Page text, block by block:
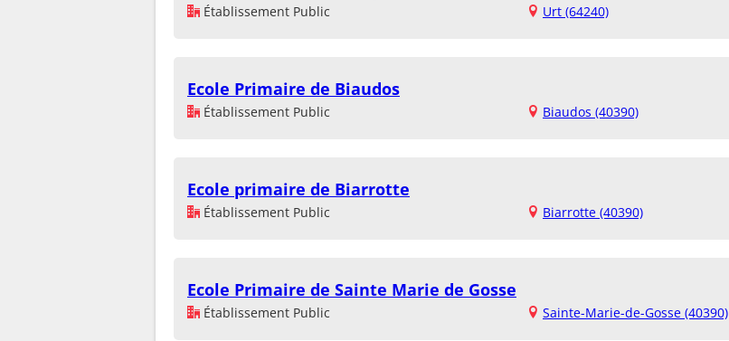
Établissement Public Urt (64240)
Ecole Primaire de Biaudos
Établissement Public Biaudos (40390)
Ecole primaire de Biarrotte
Établissement Public Biarrotte (40390)
Ecole Primaire de Sainte Marie de Gosse
Établissement Public Sainte-Marie-de-Gosse (40390)